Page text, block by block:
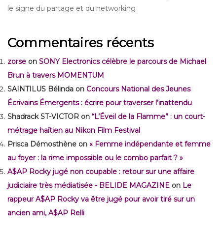
le signe du partage et du networking
Commentaires récents
zorse on SONY Electronics célèbre le parcours de Michael
Brun à travers MOMENTUM
SAINTILUS Bélinda on Concours National des Jeunes
Écrivains Émergents : écrire pour traverser l’inattendu
Shadrack ST-VICTOR on “L’Éveil de la Flamme” : un court-
métrage haïtien au Nikon Film Festival
Prisca Démosthène on « Femme indépendante et femme
au foyer : la rime impossible ou le combo parfait ? »
A$AP Rocky jugé non coupable : retour sur une affaire
judiciaire très médiatisée - BELIDE MAGAZINE on Le
rappeur A$AP Rocky va être jugé pour avoir tiré sur un
ancien ami, A$AP Relli